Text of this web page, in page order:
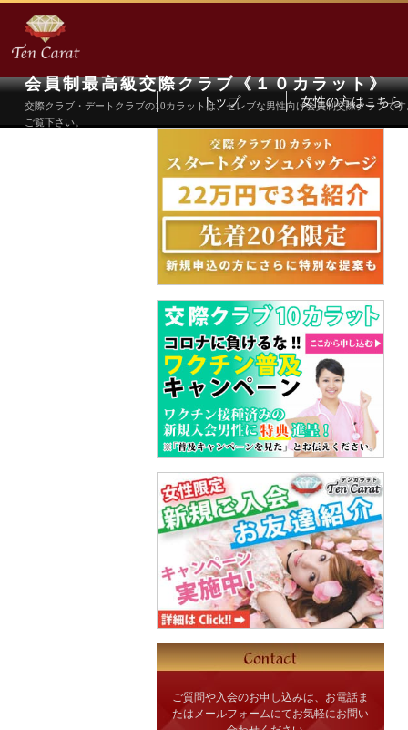
会員制最高級交際クラブ《１０カラット》
交際クラブ・デートクラブの10カラットは、セレブな男性向け会員制交際クラブで
ご覧下さい。
トップ 女性の方はこちら
ご質問や入会のお申し込みは、お電話ま
たはメールフォームにてお気軽にお問い